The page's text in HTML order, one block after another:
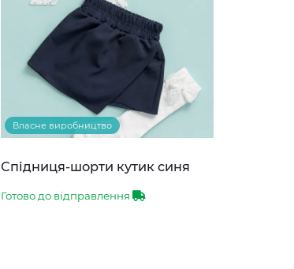
Власне виробництво
Спідниця-шорти кутик синя
Готово до відправлення